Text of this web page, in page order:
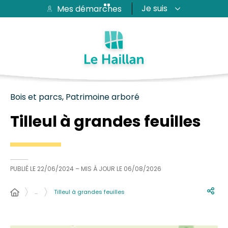
Aide et accessibilité
Passer au menu
Passer au contenuMes démarches Je suis
Bois et parcs, Patrimoine arboré
Tilleul à grandes feuilles
PUBLIÉ LE 22/06/2024 – MIS À JOUR LE 06/08/2026
… Tilleul à grandes feuilles